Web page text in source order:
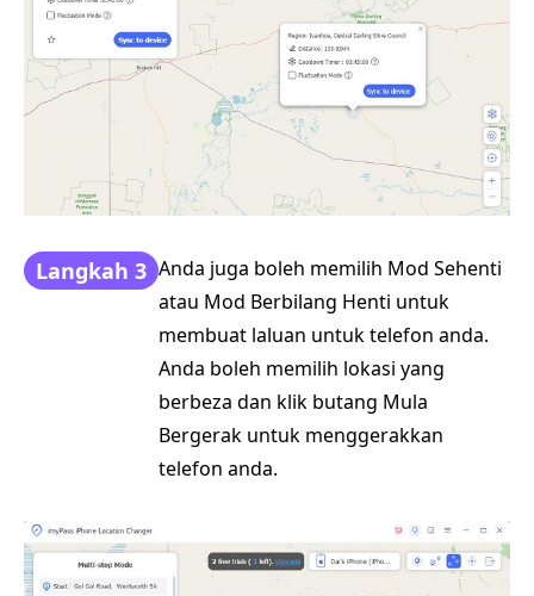
Langkah 3 Anda juga boleh memilih Mod Sehenti
atau Mod Berbilang Henti untuk
membuat laluan untuk telefon anda.
Anda boleh memilih lokasi yang
berbeza dan klik butang Mula
Bergerak untuk menggerakkan
telefon anda.